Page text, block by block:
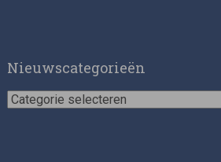
Nieuwscategorieën
Nieuwscategorieën